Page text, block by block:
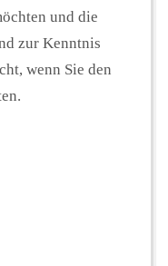
und die
zur Kenntnis
wenn Sie den